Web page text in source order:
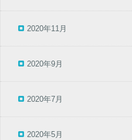
2020年11月
2020年9月
2020年7月
2020年5月